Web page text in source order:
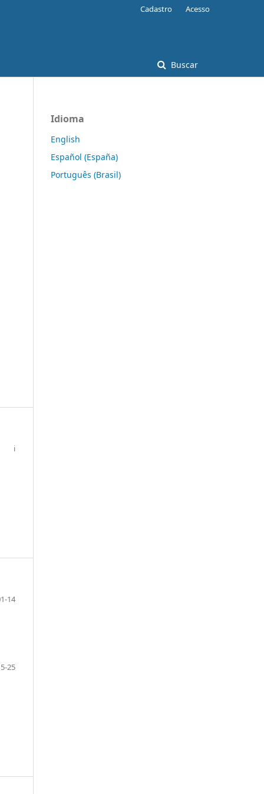
Buscar
Cadastro Acesso
i
14
25
Idioma
English
Español (España)
Português (Brasil)